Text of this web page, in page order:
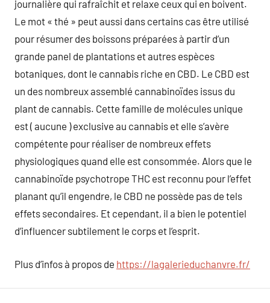
journalière qui rafraîchit et relaxe ceux qui en boivent.
Le mot « thé » peut aussi dans certains cas être utilisé
pour résumer des boissons préparées à partir d’un
grande panel de plantations et autres espèces
botaniques, dont le cannabis riche en CBD. Le CBD est
un des nombreux assemblé cannabinoïdes issus du
plant de cannabis. Cette famille de molécules unique
est ( aucune ) exclusive au cannabis et elle s’avère
compétente pour réaliser de nombreux effets
physiologiques quand elle est consommée. Alors que le
cannabinoïde psychotrope THC est reconnu pour l’effet
planant qu’il engendre, le CBD ne possède pas de tels
effets secondaires. Et cependant, il a bien le potentiel
d’influencer subtilement le corps et l’esprit.
Plus d’infos à propos de https://lagalerieduchanvre.fr/